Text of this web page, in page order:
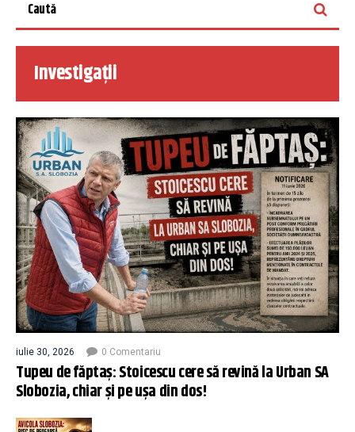
Investigații
iulie 30, 2026 0 Comentariu
Tupeu de făptaș: Stoicescu cere să revină la Urban SA
Slobozia, chiar și pe ușa din dos!